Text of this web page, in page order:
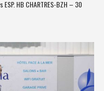
ESP. HB CHARTRES-BZH – 30